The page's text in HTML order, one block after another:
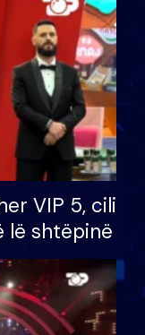
VIP 5, cili
lë shtëpinë